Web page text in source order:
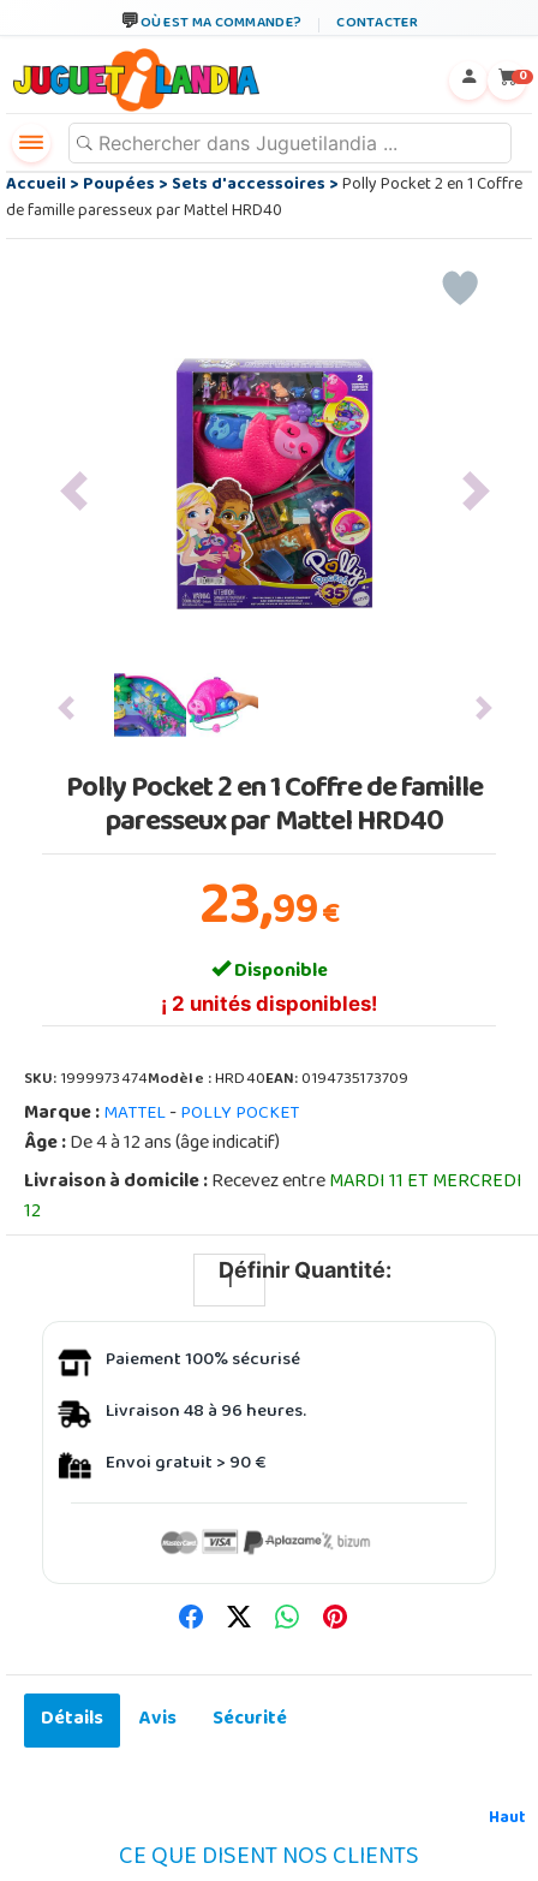
OÙ EST MA COMMANDE? CONTACTER
0
Accueil>Poupées>Sets d'accessoires>Polly Pocket 2 en 1 Coffre
de famille paresseux par Mattel HRD40
Previous Next
Previous Next
Polly Pocket 2 en 1 Coffre de famille
paresseux par Mattel HRD40
23,99€
Disponible
¡ 2 unités disponibles!
SKU:1999973474Modèle :HRD40EAN:0194735173709
Marque :MATTEL-POLLY POCKET
Âge :De 4 à 12 ans (âge indicatif)
Livraison à domicile :Recevez entreMARDI 11 ET MERCREDI
12
Définir Quantité:
Paiement 100% sécurisé
Livraison 48 à 96 heures.
Envoi gratuit > 90 €
Détails Avis Sécurité
Haut
CE QUE DISENT NOS CLIENTS